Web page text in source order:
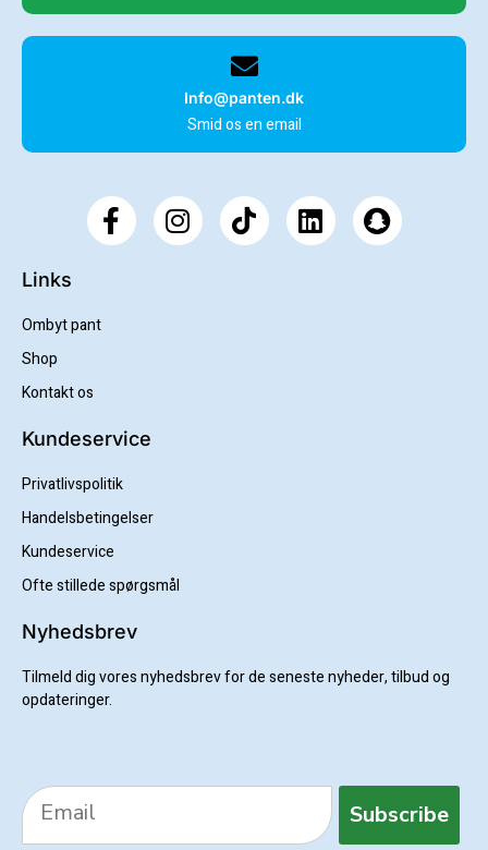
Info@panten.dk
Smid os en email
Links
Ombyt pant
Shop
Kontakt os
Kundeservice
Privatlivspolitik
Handelsbetingelser
Kundeservice
Ofte stillede spørgsmål
Nyhedsbrev
Tilmeld dig vores nyhedsbrev for de seneste nyheder, tilbud og
opdateringer.
Subscribe